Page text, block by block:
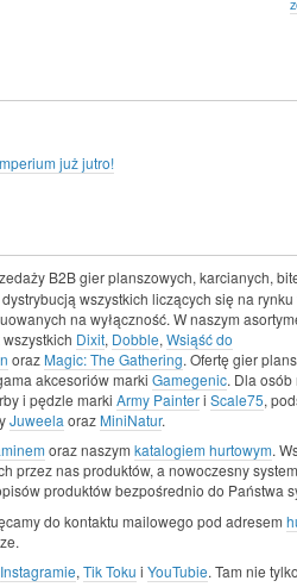
już jutro!
B2B gier planszowych, karcianych,
wszystkich liczących się na rynku
na wyłączność. W naszym
Dixit, Dobble, Wsiąść do
oraz Magic: The Gathering. Ofertę gier
akcesoriów marki Gamegenic. Dla
i pędzle marki Army Painteri Scale75,
Juweela oraz MiniNatur.
oraz naszym katalogiem hurtowym.
przez nas produktów, a nowoczesny
produktów bezpośrednio do Państwa
do kontaktu mailowego pod adresem
Instagramie, Tik Toku i YouTubie. Tam nie